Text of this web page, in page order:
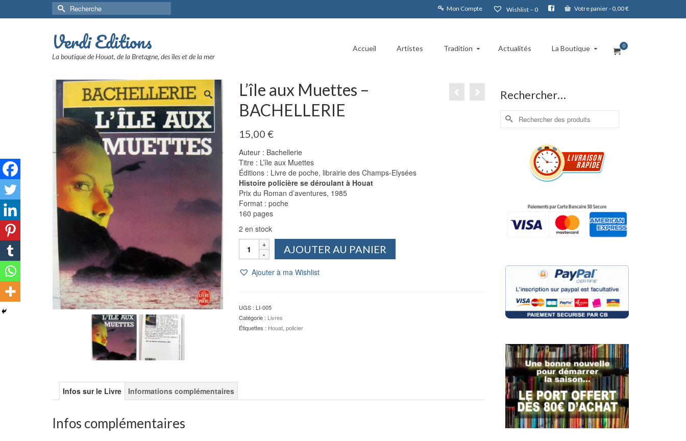
Mon Compte Wishlist – 0 Votre panier- 0,00€
Rechercher :
Verdi Editions
La boutique de Houat, de la Bretagne, des îles et de la mer
Accueil Artistes Tradition Actualités La Boutique 0
L’île aux Muettes –
BACHELLERIE
15,00 €
Auteur : Bachellerie
Titre : L’île aux Muettes
Éditions : Livre de poche, librairie des Champs-Elysées
Histoire policière se déroulant à Houat
Prix du Roman d’aventures, 1985
Format : poche
160 pages
2 en stock
quantité
aux
BACHELLERIE
AJOUTER AU PANIER
Ajouter à ma Wishlist
UGS : LI-005
Catégorie : Livres
Étiquettes : Houat, policier
Infos sur le Livre Informations complémentaires
Infos complémentaires
Rechercher…
Rechercher :